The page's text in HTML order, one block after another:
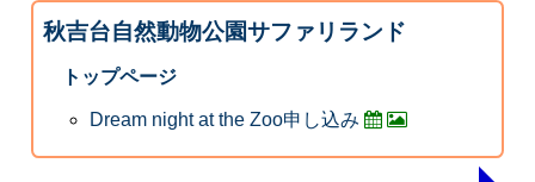
秋吉台自然動物公園サファリランド
トップページ
Dream night at the Zoo申し込み